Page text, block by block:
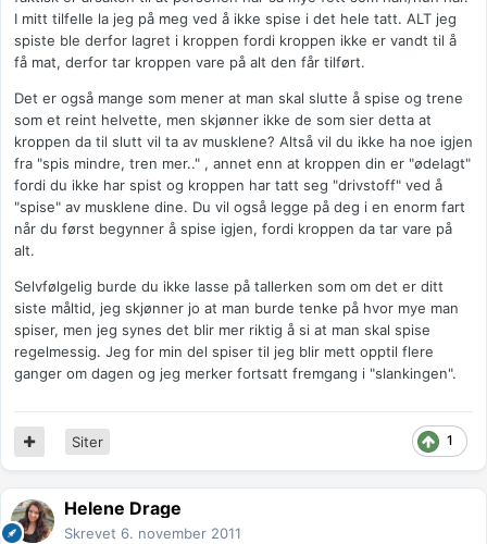
I mitt tilfelle la jeg på meg ved å ikke spise i det hele tatt. ALT jeg
spiste ble derfor lagret i kroppen fordi kroppen ikke er vandt til å
få mat, derfor tar kroppen vare på alt den får tilført.
Det er også mange som mener at man skal slutte å spise og trene
som et reint helvette, men skjønner ikke de som sier detta at
kroppen da til slutt vil ta av musklene? Altså vil du ikke ha noe igjen
fra "spis mindre, tren mer.." , annet enn at kroppen din er "ødelagt"
fordi du ikke har spist og kroppen har tatt seg "drivstoff" ved å
"spise" av musklene dine. Du vil også legge på deg i en enorm fart
når du først begynner å spise igjen, fordi kroppen da tar vare på
alt.
Selvfølgelig burde du ikke lasse på tallerken som om det er ditt
siste måltid, jeg skjønner jo at man burde tenke på hvor mye man
spiser, men jeg synes det blir mer riktig å si at man skal spise
regelmessig. Jeg for min del spiser til jeg blir mett opptil flere
ganger om dagen og jeg merker fortsatt fremgang i "slankingen".
1
Siter
Helene Drage
Skrevet 6. november 2011